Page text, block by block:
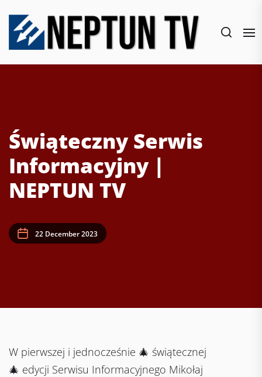
content
Świąteczny Serwis
Informacyjny |
NEPTUN TV
22 December 2023
W pierwszej i jednocześnie 🎄 świątecznej
🎄 edycji Serwisu Informacyjnego Mikołaj